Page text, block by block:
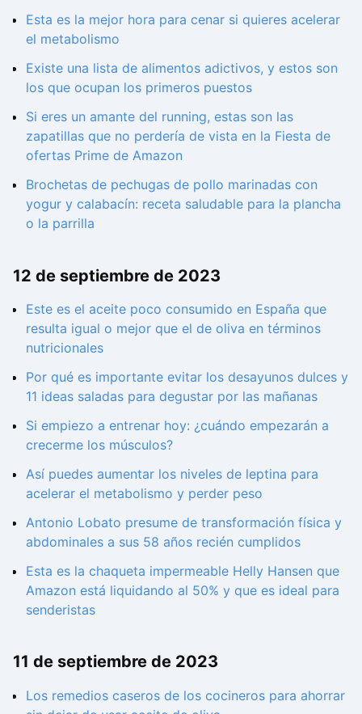
Esta es la mejor hora para cenar si quieres acelerar
el metabolismo
Existe una lista de alimentos adictivos, y estos son
los que ocupan los primeros puestos
Si eres un amante del running, estas son las
zapatillas que no perdería de vista en la Fiesta de
ofertas Prime de Amazon
Brochetas de pechugas de pollo marinadas con
yogur y calabacín: receta saludable para la plancha
o la parrilla
12 de septiembre de 2023
Este es el aceite poco consumido en España que
resulta igual o mejor que el de oliva en términos
nutricionales
Por qué es importante evitar los desayunos dulces y
11 ideas saladas para degustar por las mañanas
Si empiezo a entrenar hoy: ¿cuándo empezarán a
crecerme los músculos?
Así puedes aumentar los niveles de leptina para
acelerar el metabolismo y perder peso
Antonio Lobato presume de transformación física y
abdominales a sus 58 años recién cumplidos
Esta es la chaqueta impermeable Helly Hansen que
Amazon está liquidando al 50% y que es ideal para
senderistas
11 de septiembre de 2023
Los remedios caseros de los cocineros para ahorrar